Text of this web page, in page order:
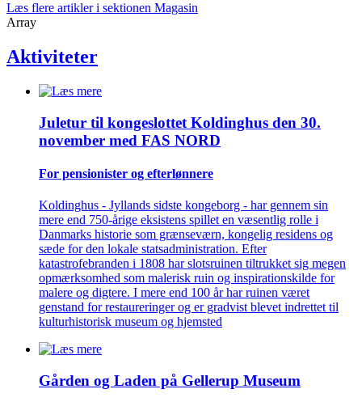
Læs flere artikler i sektionen Magasin
Array
Aktiviteter
Juletur til kongeslottet Koldinghus den 30.
november med FAS NORD
For pensionister og efterlønnere
Koldinghus - Jyllands sidste kongeborg - har gennem sin
mere end 750-årige eksistens spillet en væsentlig rolle i
Danmarks historie som grænseværn, kongelig residens og
sæde for den lokale statsadministration. Efter
katastrofebranden i 1808 har slotsruinen tiltrukket sig megen
opmærksomhed som malerisk ruin og inspirationskilde for
malere og digtere. I mere end 100 år har ruinen været
genstand for restaureringer og er gradvist blevet indrettet til
kulturhistorisk museum og hjemsted
Gården og Laden på Gellerup Museum